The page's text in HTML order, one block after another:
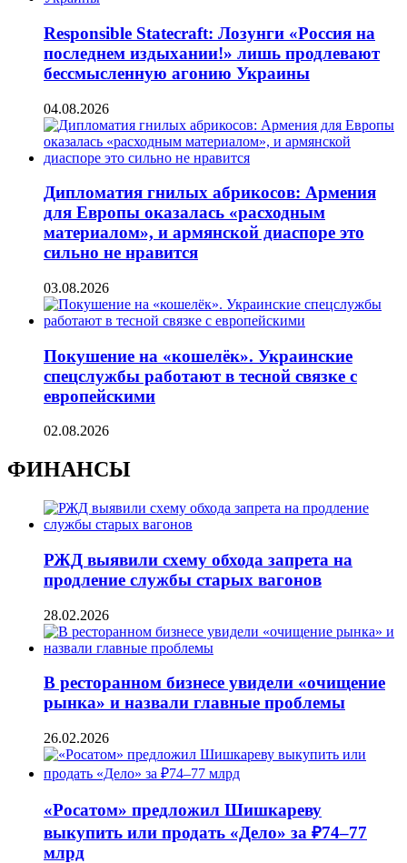
Responsible Statecraft: Лозунги «Россия на
последнем издыхании!» лишь продлевают
бессмысленную агонию Украины
04.08.2026
Дипломатия гнилых абрикосов: Армения
для Европы оказалась «расходным
материалом», и армянской диаспоре это
сильно не нравится
03.08.2026
Покушение на «кошелёк». Украинские
спецслужбы работают в тесной связке с
европейскими
02.08.2026
ФИНАНСЫ
РЖД выявили схему обхода запрета на
продление службы старых вагонов
28.02.2026
В ресторанном бизнесе увидели «очищение
рынка» и назвали главные проблемы
26.02.2026
«Росатом» предложил Шишкареву
выкупить или продать «Дело» за ₽74–77
млрд